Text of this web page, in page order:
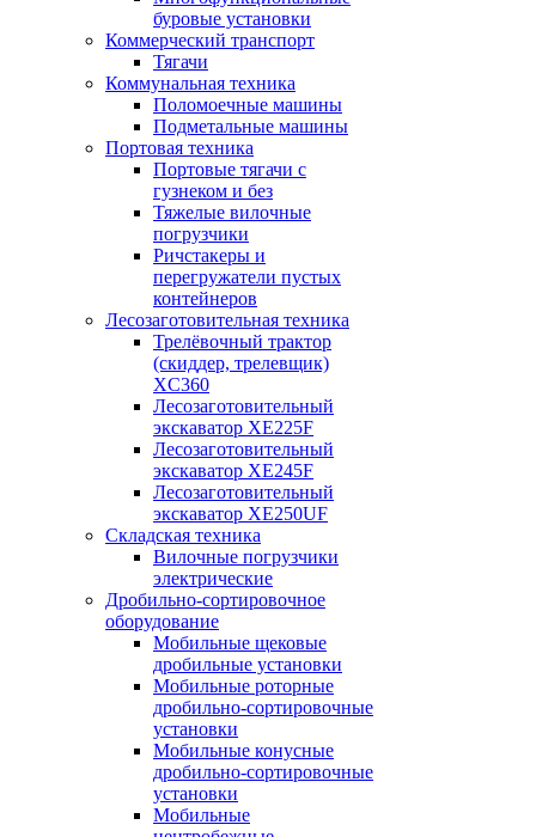
буровые установки
Коммерческий транспорт
Тягачи
Коммунальная техника
Поломоечные машины
Подметальные машины
Портовая техника
Портовые тягачи с
гузнеком и без
Тяжелые вилочные
погрузчики
Ричстакеры и
перегружатели пустых
контейнеров
Лесозаготовительная техника
Трелёвочный трактор
(скиддер, трелевщик)
XC360
Лесозаготовительный
экскаватор XE225F
Лесозаготовительный
экскаватор XE245F
Лесозаготовительный
экскаватор XE250UF
Складская техника
Вилочные погрузчики
электрические
Дробильно-сортировочное
оборудование
Мобильные щековые
дробильные установки
Мобильные роторные
дробильно-сортировочные
установки
Мобильные конусные
дробильно-сортировочные
установки
Мобильные